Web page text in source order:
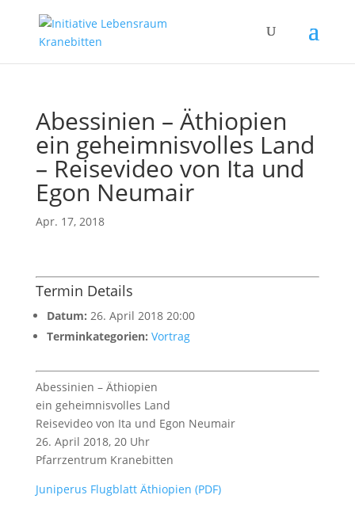
Abessinien – Äthiopien
ein geheimnisvolles Land
– Reisevideo von Ita und
Egon Neumair
Apr. 17, 2018
Termin Details
Datum: 26. April 2018 20:00
Terminkategorien: Vortrag
Abessinien – Äthiopien
ein geheimnisvolles Land
Reisevideo von Ita und Egon Neumair
26. April 2018, 20 Uhr
Pfarrzentrum Kranebitten
Juniperus Flugblatt Äthiopien (PDF)